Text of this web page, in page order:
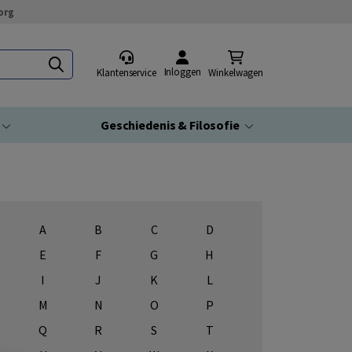
Klantenservice Inloggen Winkelwagen
Geschiedenis & Filosofie
A B C
D
E
F G
H
I
J K
L
M
N O
P
Q
R S
T